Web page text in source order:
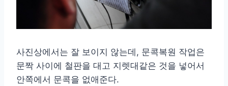
사진상에서는 잘 보이지 않는데, 문콕복원 작업은
문짝 사이에 철판을 대고 지렛대같은 것을 넣어서
안쪽에서 문콕을 없애준다.